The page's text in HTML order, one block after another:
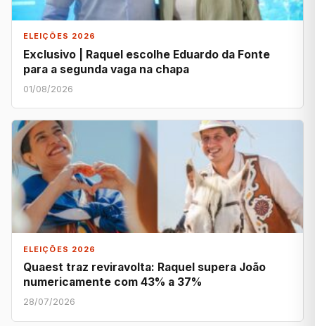
ELEIÇÕES 2026
Exclusivo | Raquel escolhe Eduardo da Fonte
para a segunda vaga na chapa
01/08/2026
ELEIÇÕES 2026
Quaest traz reviravolta: Raquel supera João
numericamente com 43% a 37%
28/07/2026